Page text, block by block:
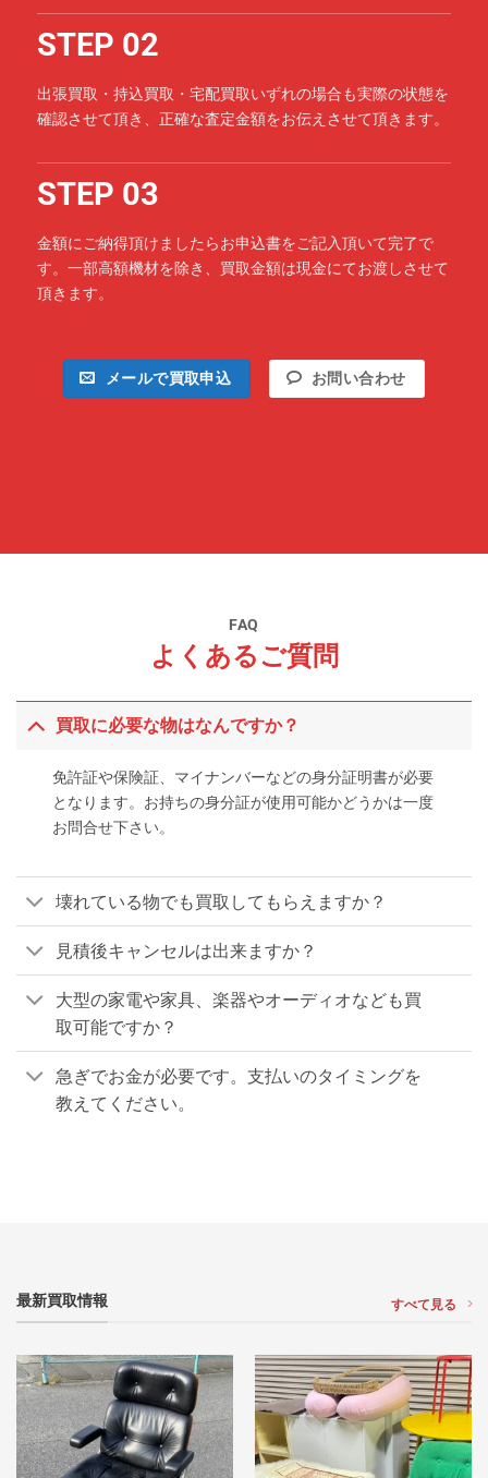
STEP 02
出張買取・持込買取・宅配買取いずれの場合も実際の状態を
確認させて頂き、正確な査定金額をお伝えさせて頂きます。
STEP 03
金額にご納得頂けましたらお申込書をご記入頂いて完了で
す。一部高額機材を除き、買取金額は現金にてお渡しさせて
頂きます。
メールで買取申込 お問い合わせ
FAQ
よくあるご質問
買取に必要な物はなんですか？
免許証や保険証、マイナンバーなどの身分証明書が必要
となります。お持ちの身分証が使用可能かどうかは一度
お問合せ下さい。
壊れている物でも買取してもらえますか？
見積後キャンセルは出来ますか？
大型の家電や家具、楽器やオーディオなども買
取可能ですか？
急ぎでお金が必要です。支払いのタイミングを
教えてください。
最新買取情報 すべて見る